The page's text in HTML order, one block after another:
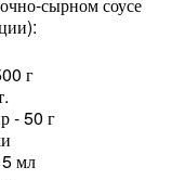
г
- 50 г
мл